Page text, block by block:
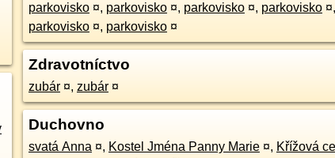
parkovisko ¤, parkovisko ¤, parkovisko ¤, parkovisko ¤,
parkovisko ¤, parkovisko ¤
Zdravotníctvo
zubár ¤, zubár ¤
Duchovno
svatá Anna ¤, Kostel Jména Panny Marie ¤, Křížová